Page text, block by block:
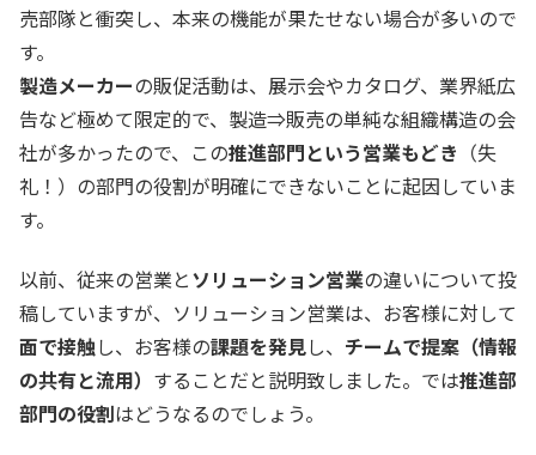
売部隊と衝突し、本来の機能が果たせない場合が多いので
す。
製造メーカーの販促活動は、展示会やカタログ、業界紙広
告など極めて限定的で、製造⇒販売の単純な組織構造の会
社が多かったので、この推進部門という営業もどき （失
礼！）の部門の役割が明確にできないことに起因していま
す。
以前、従来の営業とソリューション営業の違いについて投
稿していますが、ソリューション営業は、お客様に対して
面で接触し、お客様の課題を発見し、 チームで提案（情報
の共有と流用） することだと説明致しました。では推進部
部門の役割はどうなるのでしょう。